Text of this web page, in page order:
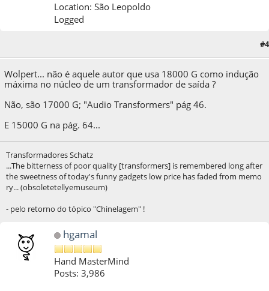
Location: São Leopoldo
Logged
: 04 de April de 2020, as 14:12:22 by A.Sim#4
Wolpert... não é aquele autor que usa 18000 G como indução
máxima no núcleo de um transformador de saída ?
Não, são 17000 G; "Audio Transformers" pág 46.
E 15000 G na pág. 64...
Transformadores Schatz
...The bitterness of poor quality [transformers] is remembered long after
the sweetness of today's funny gadgets low price has faded from memo
ry... (obsoletetellyemuseum)
- pelo retorno do tópico "Chinelagem" !
hgamal
Hand MasterMind
Posts: 3,986